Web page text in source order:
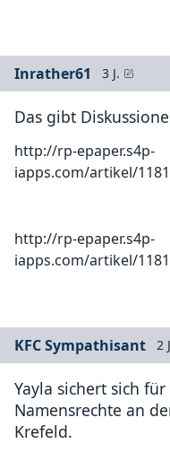
Inrather61 3 J.
Das gibt
http://rp-epaper.s4p-
iapps.com/artikel/
http://rp-epaper.s4p-
iapps.com/artikel/
KFC Sympathisant 2
Yayla sichert sich
Namensrechte an
Krefeld.